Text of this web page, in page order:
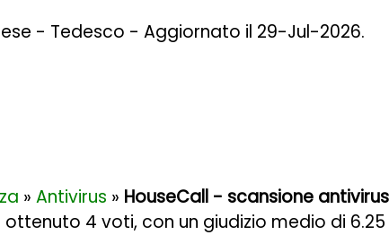
- Tedesco - Aggiornato il 29-Jul-2026.
» Antivirus » HouseCall - scansione antivirus
ottenuto 4 voti, con un giudizio medio di 6.25